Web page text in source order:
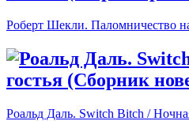
Роберт Шекли. Паломничество
Роальд Даль. Switch Bitch /